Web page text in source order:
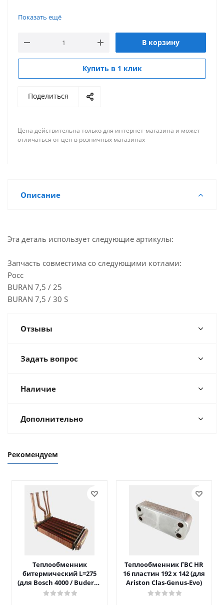
г. Пятигорск, ул. Ермолова
г. Новосибирск, ул. Нижегородская
Мало
Склад г. Челябинск, Проспект Свердловский, 39
Склад г. Самара, микрорайон Крутые ключи, 42
Мало
Йошкар-Ола, ул. Красноармейская, 110
Показать ещё
В корзину
Купить в 1 клик
Поделиться
Цена действительна только для интернет-магазина и может
отличаться от цен в розничных магазинах
Описание
Эта деталь использует следующие артикулы:
Запчасть совместима со следующими котлами:
Росс
BURAN 7,5 / 25
BURAN 7,5 / 30 S
Отзывы
Задать вопрос
Наличие
Дополнительно
Рекомендуем
Теплообменник
битермический L=275
(для Bosch 4000 / Buderus
042)
Теплообменник ГВС HR
16 пластин 192 x 142 (для
Ariston Clas-Genus-Evo)